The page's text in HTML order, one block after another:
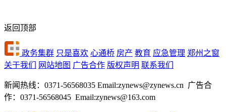
返回顶部
政务集群 只是喜欢 心通桥 房产 教育 应急管理 郑州之窗
关于我们
网站地图 广告合作 版权声明 联系我们
新闻热线：0371-56568035 Email:zynews@zynews.cn 广告合
作：0371-56568045 Email:zynews@163.com